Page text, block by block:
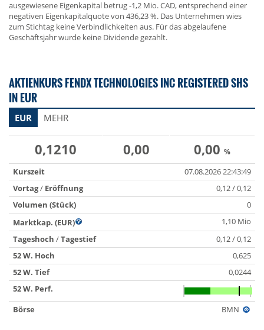
ausgewiesene Eigenkapital betrug -1,2 Mio. CAD, entsprechend einer
negativen Eigenkapitalquote von 436,23 %. Das Unternehmen wies
zum Stichtag keine Verbindlichkeiten aus. Für das abgelaufene
Geschäftsjahr wurde keine Dividende gezahlt.
AKTIENKURS FENDX TECHNOLOGIES INC REGISTERED SHS
IN EUR
EUR MEHR
0,1210 0,00 0,00 %
Kurszeit
07.08.2026 22:43:49
Vortag/ Eröffnung
0,12 / 0,12
Volumen (Stück)
0
Marktkap. (EUR)
1,10 Mio
Tageshoch /Tagestief
0,12 / 0,12
52 W. Hoch
0,625
52 W. Tief
0,0244
52 W. Perf.
Börse
BMN